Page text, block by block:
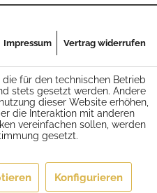
Impressum Vertrag widerrufen
für den technischen Betrieb
stets gesetzt werden. Andere
dieser Website erhöhen,
die Interaktion mit anderen
vereinfachen sollen, werden
gesetzt.
Konfigurieren